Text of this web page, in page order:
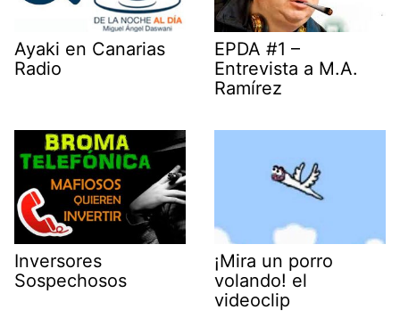
Ayaki en Canarias
Radio
EPDA #1 –
Entrevista a M.A.
Ramírez
Inversores
Sospechosos
¡Mira un porro
volando! el
videoclip